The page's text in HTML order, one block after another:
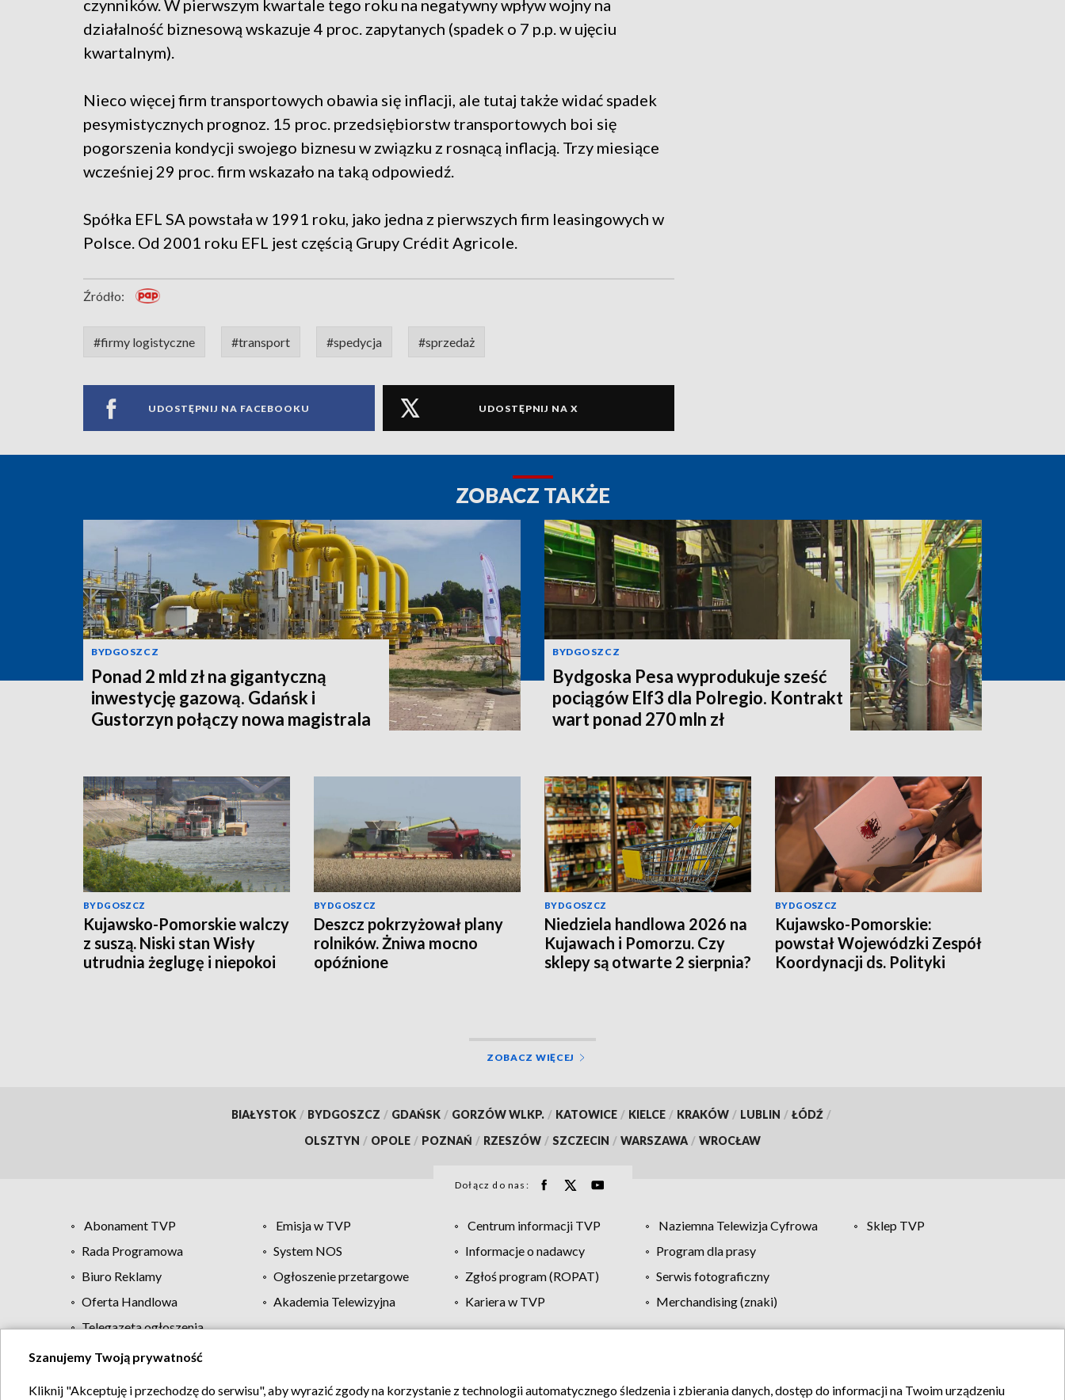
czynników. W pierwszym kwartale tego roku na negatywny wpływ wojny na
działalność biznesową wskazuje 4 proc. zapytanych (spadek o 7 p.p. w ujęciu
kwartalnym).
Nieco więcej firm transportowych obawia się inflacji, ale tutaj także widać spadek
pesymistycznych prognoz. 15 proc. przedsiębiorstw transportowych boi się
pogorszenia kondycji swojego biznesu w związku z rosnącą inflacją. Trzy miesiące
wcześniej 29 proc. firm wskazało na taką odpowiedź.
Spółka EFL SA powstała w 1991 roku, jako jedna z pierwszych firm leasingowych w
Polsce. Od 2001 roku EFL jest częścią Grupy Crédit Agricole.
Źródło:
#firmy logistyczne #transport #spedycja #sprzedaż
UDOSTĘPNIJ NA FACEBOOKU UDOSTĘPNIJ NA X
ZOBACZ TAKŻE
BYDGOSZCZ
Ponad 2 mld zł na gigantyczną
inwestycję gazową. Gdańsk i
Gustorzyn połączy nowa magistrala
BYDGOSZCZ
Bydgoska Pesa wyprodukuje sześć
pociągów Elf3 dla Polregio. Kontrakt
wart ponad 270 mln zł
BYDGOSZCZ
Kujawsko-Pomorskie walczy
z suszą. Niski stan Wisły
utrudnia żeglugę i niepokoi
BYDGOSZCZ
Deszcz pokrzyżował plany
rolników. Żniwa mocno
opóźnione
BYDGOSZCZ
Niedziela handlowa 2026 na
Kujawach i Pomorzu. Czy
sklepy są otwarte 2 sierpnia?
BYDGOSZCZ
Kujawsko-Pomorskie:
powstał Wojewódzki Zespół
Koordynacji ds. Polityki
ZOBACZ WIĘCEJ
BIAŁYSTOK / BYDGOSZCZ / GDAŃSK / GORZÓW WLKP. / KATOWICE / KIELCE / KRAKÓW / LUBLIN / ŁÓDŹ /
OLSZTYN / OPOLE / POZNAŃ / RZESZÓW / SZCZECIN / WARSZAWA / WROCŁAW
Dołącz do nas:
Abonament TVP Emisja w TVP Centrum informacji TVP Naziemna Telewizja Cyfrowa
Sklep TVP
Rada Programowa
System NOS Informacje o nadawcy
Program dla prasy
Biuro Reklamy
Ogłoszenie przetargowe Zgłoś program (ROPAT)
Serwis fotograficzny
Oferta Handlowa
Akademia Telewizyjna Kariera w TVP
Merchandising (znaki)
Telegazeta ogłoszenia
Regulamin TVP Polityka prywatności Moje zgody Pomoc Biuro reklamy Kontakt
Szanujemy Twoją prywatność
Kliknij "Akceptuję i przechodzę do serwisu", aby wyrazić zgody na korzystanie z technologii automatycznego śledzenia i zbierania danych, dostęp do informacji na Twoim urządzeniu